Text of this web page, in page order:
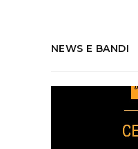
NEWS E BANDI